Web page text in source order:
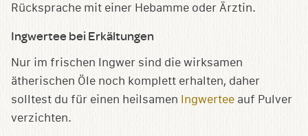
Rücksprache mit einer Hebamme oder Ärztin.
Ingwertee bei Erkältungen
Nur im frischen Ingwer sind die wirksamen
ätherischen Öle noch komplett erhalten, daher
solltest du für einen heilsamen Ingwertee auf Pulver
verzichten.